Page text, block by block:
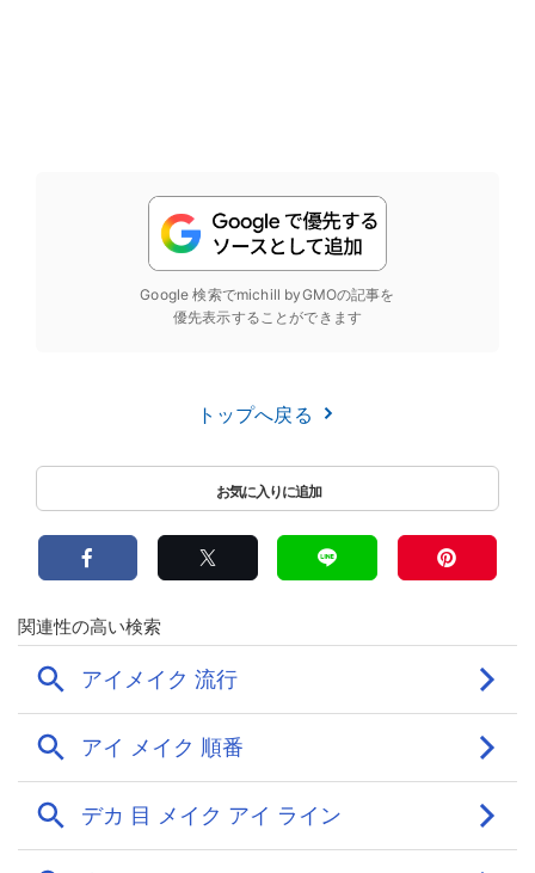
Google 検索でmichill byGMOの記事を
優先表示することができます
トップへ戻る